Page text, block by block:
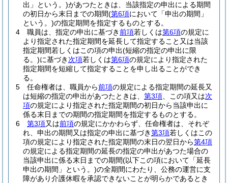
出」という。)があつたときは、当該指定の申出による期間
の初日から末日までの期間(第6項において「申出の期間」
という。)の指定期間を指定するものとする。
4
職員は、指定の申出に基づき前項若しくは第6項の規定に
より指定された指定期間を延長して指定すること又は当該
指定期間若しくはこの項の申出(短縮の指定の申出に限
る。)に基づき 次項若しくは第6項の規定により指定された
指定期間を短縮して指定することを申し出ることができ
る。
5
任命権者は、職員から前項の規定による指定期間の延長又
は短縮の指定の申出があつたときは、 第3項 、この項又は次
項の規定により指定された指定期間の初日から当該申出に
係る末日までの期間の指定期間を指定するものとする。
6
第3項又は前項の規定にかかわらず、任命権者は、それぞ
れ、申出の期間又は指定の申出に基づき第3項若しくはこの
項の規定により指定された指定期間の末日の翌日から第4項
の規定による指定期間の延長の指定の申出があつた場合の
当該申出に係る末日までの期間(以下この項において「延長
申出の期間」という。)の全期間にわたり、公務の運営に支
障があり介護休暇を承認できないことが明らかであるとき